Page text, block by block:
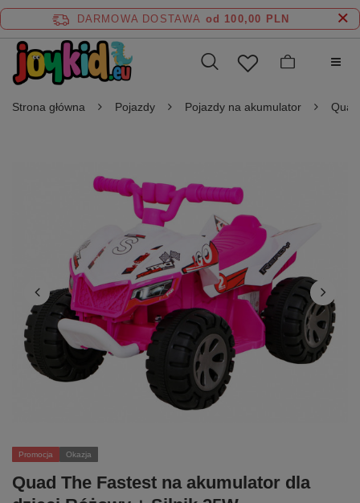
DARMOWA DOSTAWA od 100,00 PLN
Strona główna Pojazdy Pojazdy na akumulator
Promocja Okazja
Quad The Fastest na akumulator dla